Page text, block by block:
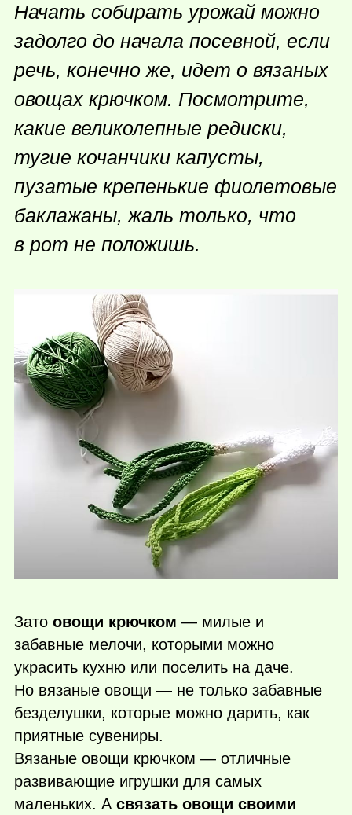
Начать собирать урожай можно
задолго до начала посевной, если
речь, конечно же, идет о вязаных
овощах крючком. Посмотрите,
какие великолепные редиски,
тугие кочанчики капусты,
пузатые крепенькие фиолетовые
баклажаны, жаль только, что
в рот не положишь.
Зато овощи крючком — милые и
забавные мелочи, которыми можно
украсить кухню или поселить на даче.
Но вязаные овощи — не только забавные
безделушки, которые можно дарить, как
приятные сувениры.
Вязаные овощи крючком — отличные
развивающие игрушки для самых
маленьких. А связать овощи своими